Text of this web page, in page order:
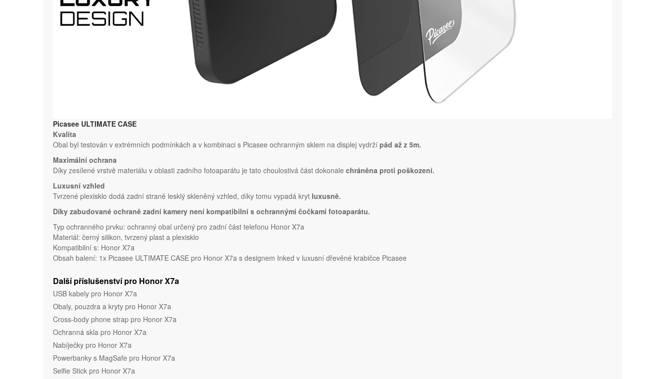
Picasee ULTIMATE CASE
Kvalita
Obal byl testován v extrémních podmínkách a v kombinaci s Picasee ochranným sklem na displej vydrží pád až z 5m.
Maximální ochrana
Díky zesílené vrstvě materiálu v oblasti zadního fotoaparátu je tato choulostivá část dokonale chráněna proti poškození.
Luxusní vzhled
Tvrzené plexisklo dodá zadní straně lesklý skleněný vzhled, díky tomu vypadá kryt luxusně.
Díky zabudované ochraně zadní kamery není kompatibilní s ochrannými čočkami fotoaparátu.
Typ ochranného prvku: ochranný obal určený pro zadní část telefonu Honor X7a
Materiál: černý silikon, tvrzený plast a plexisklo
Kompatibilní s: Honor X7a
Obsah balení: 1x Picasee ULTIMATE CASE pro Honor X7a s designem Inked v luxusní dřevěné krabičce Picasee
Další příslušenství pro Honor X7a
USB kabely pro Honor X7a
Obaly, pouzdra a kryty pro Honor X7a
Cross-body phone strap pro Honor X7a
Ochranná skla pro Honor X7a
Nabíječky pro Honor X7a
Powerbanky s MagSafe pro Honor X7a
Selfie Stick pro Honor X7a